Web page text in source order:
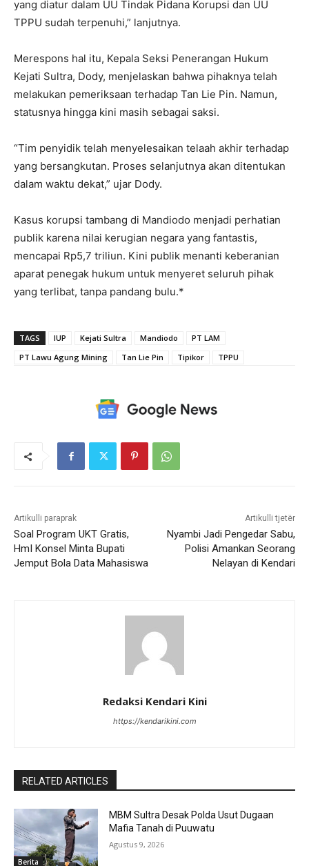
yang diatur dalam UU Tindak Pidana Korupsi dan UU
TPPU sudah terpenuhi,” lanjutnya.
Merespons hal itu, Kepala Seksi Penerangan Hukum
Kejati Sultra, Dody, menjelaskan bahwa pihaknya telah
melakukan pemeriksaan terhadap Tan Lie Pin. Namun,
statusnya hingga kini masih sebagai saksi.
“Tim penyidik telah menyelesaikan telaah akhir terhadap
yang bersangkutan. Proses selanjutnya akan ditentukan
dalam waktu dekat,” ujar Dody.
Kasus korupsi tambang di Mandiodo menjadi perhatian
publik karena nilai kerugian negara yang fantastis,
mencapai Rp5,7 triliun. Kini publik menanti keberanian
aparat penegak hukum untuk menyeret seluruh pihak
yang terlibat, tanpa pandang bulu.*
TAGS IUP Kejati Sultra Mandiodo
PT LAM
PT Lawu Agung Mining
Tan Lie Pin Tipikor TPPU
Artikulli paraprak
Soal Program UKT Gratis,
HmI Konsel Minta Bupati
Jemput Bola Data Mahasiswa
Artikulli tjetër
Nyambi Jadi Pengedar Sabu,
Polisi Amankan Seorang
Nelayan di Kendari
Redaksi Kendari Kini
https://kendarikini.com
RELATED ARTICLES
Berita
MBM Sultra Desak Polda Usut Dugaan
Mafia Tanah di Puuwatu
Agustus 9, 2026